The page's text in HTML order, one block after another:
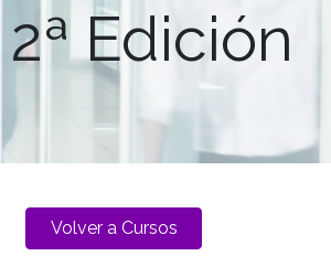
Edición
Volver a Cursos